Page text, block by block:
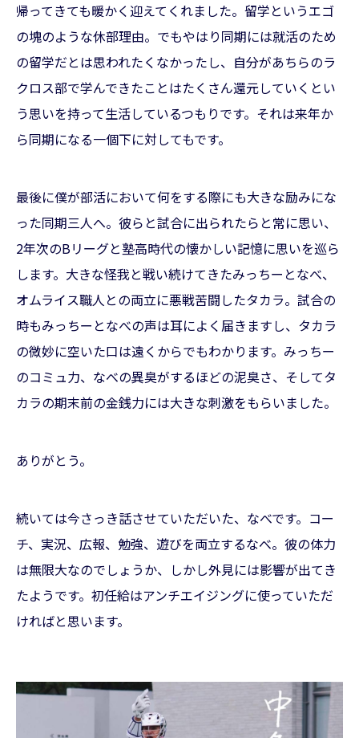
帰ってきても暖かく迎えてくれました。留学というエゴ
の塊のような休部理由。でもやはり同期には就活のため
の留学だとは思われたくなかったし、自分があちらのラ
クロス部で学んできたことはたくさん還元していくとい
う思いを持って生活しているつもりです。それは来年か
ら同期になる一個下に対してもです。
最後に僕が部活において何をする際にも大きな励みにな
った同期三人へ。彼らと試合に出られたらと常に思い、
2年次のBリーグと塾高時代の懐かしい記憶に思いを巡ら
します。大きな怪我と戦い続けてきたみっちーとなべ、
オムライス職人との両立に悪戦苦闘したタカラ。試合の
時もみっちーとなべの声は耳によく届きますし、タカラ
の微妙に空いた口は遠くからでもわかります。みっちー
のコミュ力、なべの異臭がするほどの泥臭さ、そしてタ
カラの期末前の金銭力には大きな刺激をもらいました。
ありがとう。
続いては今さっき話させていただいた、なべです。コー
チ、実況、広報、勉強、遊びを両立するなべ。彼の体力
は無限大なのでしょうか、しかし外見には影響が出てき
たようです。初任給はアンチエイジングに使っていただ
ければと思います。